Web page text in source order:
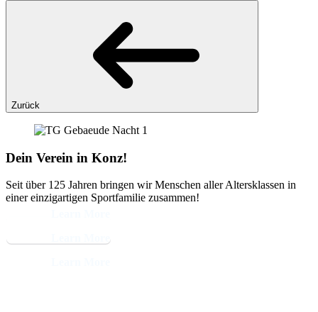
Zurück
Dein Verein in Konz!
Seit über 125 Jahren bringen wir Menschen aller Altersklassen in
einer einzigartigen Sportfamilie zusammen!